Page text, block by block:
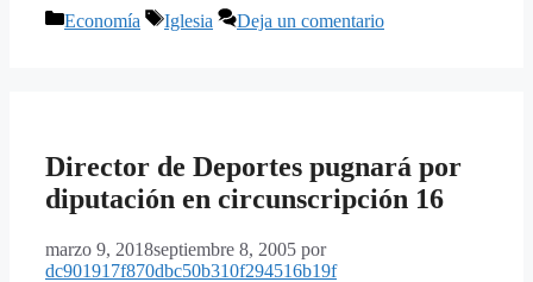
Categorías
Economía Etiquetas
Iglesia Deja un comentario
Director de Deportes pugnará por
diputación en circunscripción 16
marzo 9, 2018septiembre 8, 2005 por
dc901917f870dbc50b310f294516b19f